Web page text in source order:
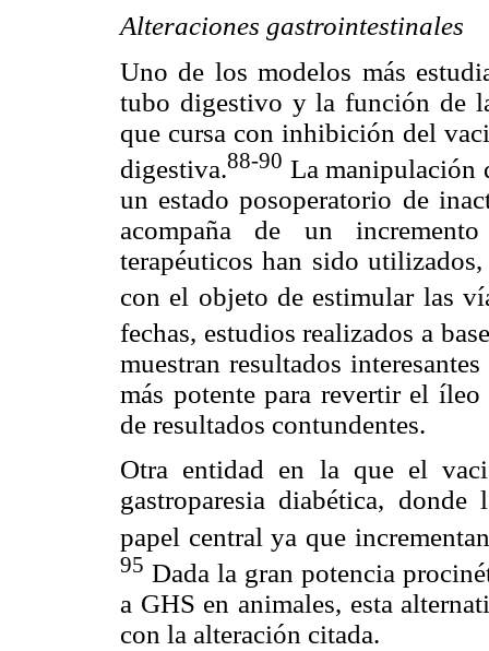
Alteraciones gastrointestinales
Uno de los modelos más
tubo digestivo y la función de
que cursa con inhibición del
digestiva.88-90 La manipulación
un estado posoperatorio de
acompaña de un
terapéuticos han sido
con el objeto de estimular las
fechas, estudios realizados a
muestran resultados
más potente para revertir el
de resultados contundentes.
Otra entidad en la que el
gastroparesia diabética,
papel central ya que
95 Dada la gran potencia
a GHS en animales, esta
con la alteración citada.